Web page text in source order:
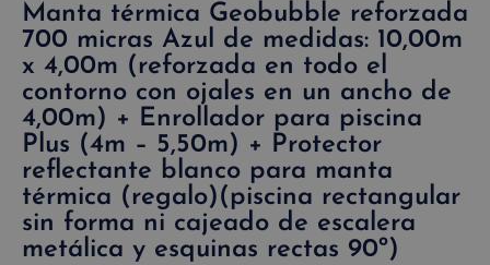
Manta térmica Geobubble reforzada
700 micras Azul de medidas: 10,00m
x 4,00m (reforzada en todo el
contorno con ojales en un ancho de
4,00m) + Enrollador para piscina
Plus (4m – 5,50m) + Protector
reflectante blanco para manta
térmica (regalo)(piscina rectangular
sin forma ni cajeado de escalera
metálica y esquinas rectas 90º)